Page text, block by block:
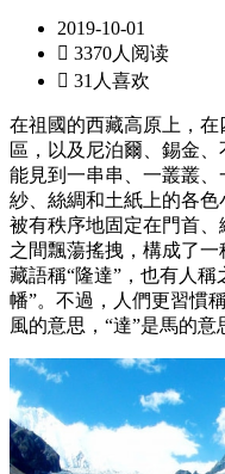
2019-10-01
 3370人阅读
 31人喜欢
在祖國的西藏高原上，
區，以及尼泊爾、錫金
能見到一串串、一叢叢
紗、絲綢和土紙上的各
被有秩序地固定在門首
之間飄蕩搖拽，構成了一
藏語稱“隆達”，也有人稱
幡”。不過，人們更習慣
風的意思，“達”是馬的意